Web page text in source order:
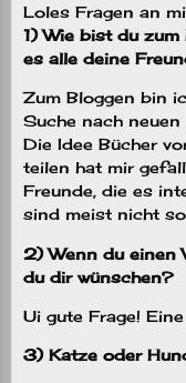
Loles Fragen an
1) Wie bist du
es alle deine
Zum Bloggen bin
Suche nach
Die Idee Bücher
teilen hat mir
Freunde, die es
sind meist nicht
2) Wenn du einen
du dir wünschen?
Ui gute Frage!
3) Katze oder